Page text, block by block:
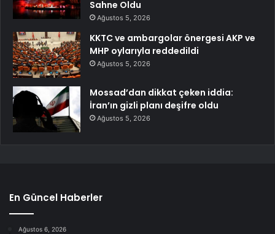
Sahne Oldu
Ağustos 5, 2026
KKTC ve ambargolar önergesi AKP ve
MHP oylarıyla reddedildi
Ağustos 5, 2026
Mossad’dan dikkat çeken iddia:
İran’ın gizli planı deşifre oldu
Ağustos 5, 2026
En Güncel Haberler
Ağustos 6, 2026